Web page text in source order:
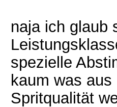
naja ich glaub
spezielle
kaum was
Spritqualität